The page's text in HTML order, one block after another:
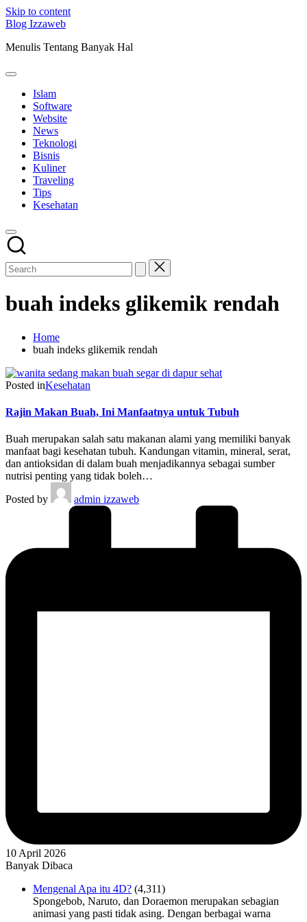
Skip to content
Blog Izzaweb
Menulis Tentang Banyak Hal
Islam
Software
Website
News
Teknologi
Bisnis
Kuliner
Traveling
Tips
Kesehatan
buah indeks glikemik rendah
Home
buah indeks glikemik rendah
Posted inKesehatan
Rajin Makan Buah, Ini Manfaatnya untuk Tubuh
Buah merupakan salah satu makanan alami yang memiliki banyak
manfaat bagi kesehatan tubuh. Kandungan vitamin, mineral, serat,
dan antioksidan di dalam buah menjadikannya sebagai sumber
nutrisi penting yang tidak boleh…
Posted by
admin izzaweb
10 April 2026
Banyak Dibaca
Mengenal Apa itu 4D? (4,311)
Spongebob, Naruto, dan Doraemon merupakan sebagian
animasi yang pasti tidak asing. Dengan berbagai warna